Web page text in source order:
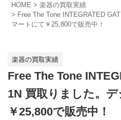
HOME
楽器の買取実績
Free The Tone INTEGRATED
マートにて￥25,800で販売中！
楽器の買取実績
Free The Tone
1N 買取りました。
￥25,800で販売中！